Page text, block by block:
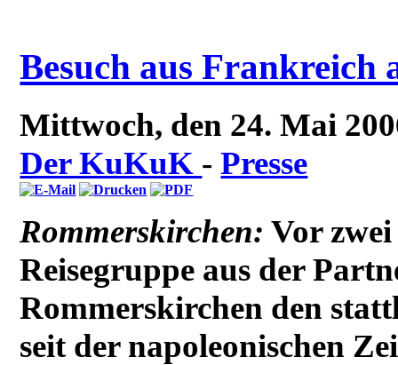
Besuch aus Frankreich
Mittwoch, den 24. Mai
Der KuKuK -Presse
Rommerskirchen: Vor
Reisegruppe aus der
Rommerskirchen den
seit der napoleonischen